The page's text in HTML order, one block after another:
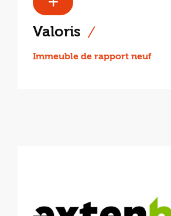
Valoris
Immeuble de rapport neuf